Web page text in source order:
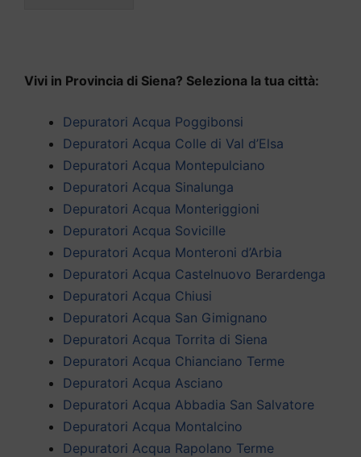
Vivi in Provincia di Siena? Seleziona la tua città:
Depuratori Acqua Poggibonsi
Depuratori Acqua Colle di Val d’Elsa
Depuratori Acqua Montepulciano
Depuratori Acqua Sinalunga
Depuratori Acqua Monteriggioni
Depuratori Acqua Sovicille
Depuratori Acqua Monteroni d’Arbia
Depuratori Acqua Castelnuovo Berardenga
Depuratori Acqua Chiusi
Depuratori Acqua San Gimignano
Depuratori Acqua Torrita di Siena
Depuratori Acqua Chianciano Terme
Depuratori Acqua Asciano
Depuratori Acqua Abbadia San Salvatore
Depuratori Acqua Montalcino
Depuratori Acqua Rapolano Terme